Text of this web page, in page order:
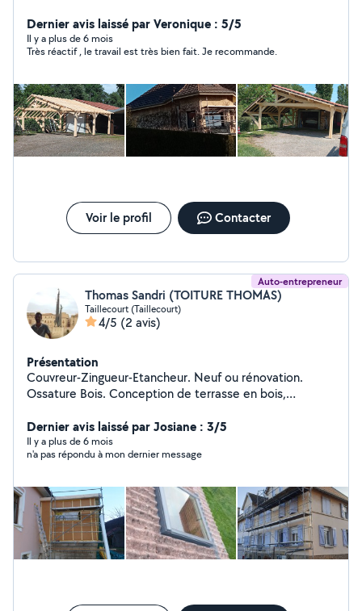
d'interieur, aménagement de combles placo, isolation,
parquet, carrelage. Et encore pleins d'autres choses.
N'hésitez pas à me solliciter.
Dernier avis laissé par Veronique : 5/5
Il y a plus de 6 mois
Très réactif , le travail est très bien fait. Je recommande.
Voir le profil Contacter
Auto-entrepreneur
Thomas Sandri (TOITURE THOMAS)
Taillecourt (Taillecourt)
4/5 (2 avis)
Présentation
Couvreur-Zingueur-Etancheur. Neuf ou rénovation.
Ossature Bois. Conception de terrasse en bois,
Remplacement de velux. Pose de lambris pvc ou bois
sous toiture. Zinguerie : Gouttière, rive, solin,
remplacement de manteau de cheminée. Bardage
Isolation de combles, murs Petite charpente (carport,
avancée...) Assurance décennale et RC pro à jour
Dernier avis laissé par Josiane : 3/5
Il y a plus de 6 mois
n'a pas répondu à mon dernier message